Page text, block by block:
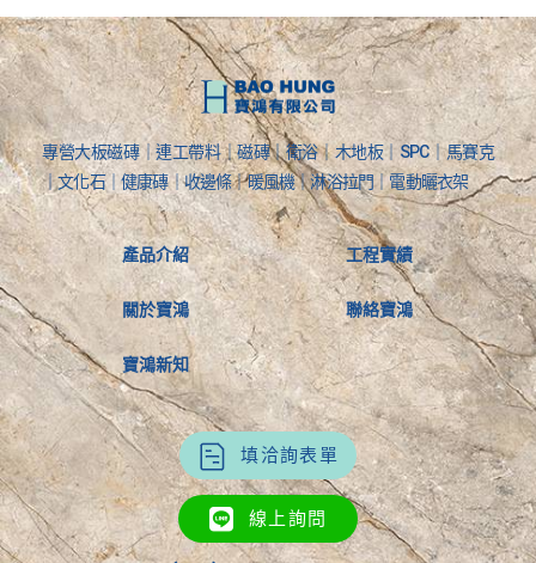
專營大板磁磚｜連工帶料｜磁磚｜衛浴｜木地板｜SPC｜馬賽克
｜文化石｜健康磚｜收邊條｜暖風機｜淋浴拉門｜電動曬衣架
產品介紹
關於寶鴻
寶鴻新知
工程實績
聯絡寶鴻
填洽詢表單
線上詢問